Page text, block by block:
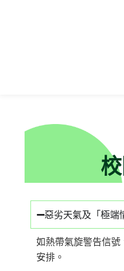
惡劣天氣及「極端
如熱帶氣旋警告信
安排。